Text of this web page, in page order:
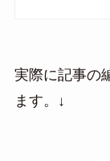
実際に記事の
ます。↓